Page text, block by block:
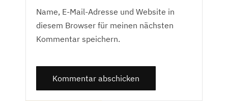
Name, E-Mail-Adresse und Website in
diesem Browser für meinen nächsten
Kommentar speichern.